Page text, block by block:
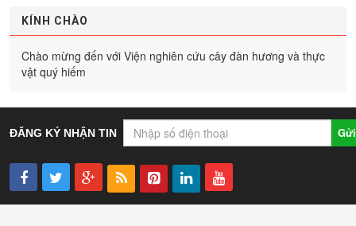
KÍNH CHÀO
Chào mừng đến với Viện nghiên cứu cây đàn hương và thực
vật quý hiếm
ĐĂNG KÝ NHẬN TIN Gửi